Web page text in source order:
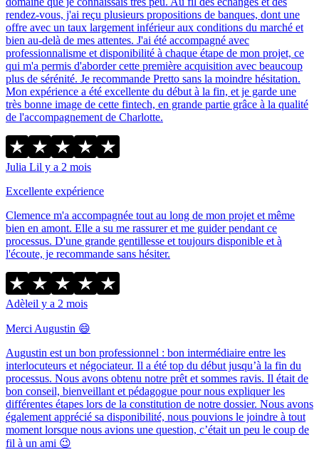
rendez-vous, j'ai reçu plusieurs propositions de banques, dont une
offre avec un taux largement inférieur aux conditions du marché et
bien au-delà de mes attentes. J'ai été accompagné avec
professionnalisme et disponibilité à chaque étape de mon projet, ce
qui m'a permis d'aborder cette première acquisition avec beaucoup
plus de sérénité. Je recommande Pretto sans la moindre hésitation.
Mon expérience a été excellente du début à la fin, et je garde une
très bonne image de cette fintech, en grande partie grâce à la qualité
de l'accompagnement de Charlotte.
Julia Lil y a 2 mois
Excellente expérience
Clemence m'a accompagnée tout au long de mon projet et même
bien en amont. Elle a su me rassurer et me guider pendant ce
processus. D'une grande gentillesse et toujours disponible et à
l'écoute, je recommande sans hésiter.
Adèleil y a 2 mois
Merci Augustin 😄
Augustin est un bon professionnel : bon intermédiaire entre les
interlocuteurs et négociateur. Il a été top du début jusqu’à la fin du
processus. Nous avons obtenu notre prêt et sommes ravis. Il était de
bon conseil, bienveillant et pédagogue pour nous expliquer les
différentes étapes lors de la constitution de notre dossier. Nous avons
également apprécié sa disponibilité, nous pouvions le joindre à tout
moment lorsque nous avions une question, c’était un peu le coup de
fil à un ami 😉